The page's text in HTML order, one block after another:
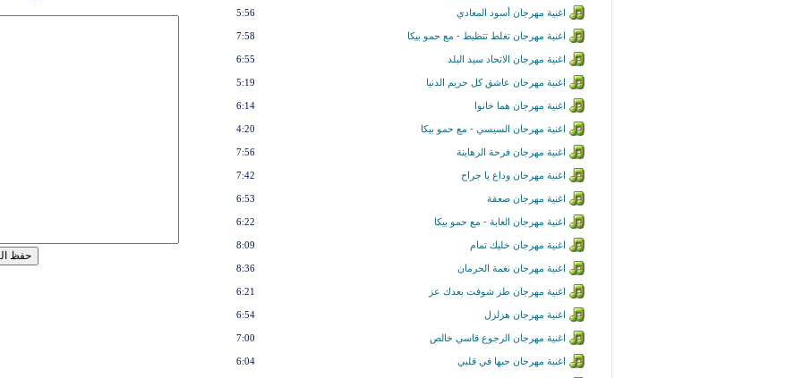
اغنية مهرجان أسود المعادي 5:56
اغنية مهرجان تغلط تتظبط - مع حمو بيكا 7:58
اغنية مهرجان الاتحاد سيد البلد 6:55
اغنية مهرجان عاشق كل حريم الدنيا 5:19
اغنية مهرجان هما خانوا 6:14
اغنية مهرجان السيسي - مع حمو بيكا 4:20
اغنية مهرجان فرحة الرهاينة 7:56
اغنية مهرجان وداع يا جراح 7:42
اغنية مهرجان صعقة 6:53
اغنية مهرجان الغابة - مع حمو بيكا 6:22
اغنية مهرجان خليك تمام 8:09
اغنية مهرجان نغمة الحرمان 8:36
اغنية مهرجان طز شوفت بعدك عز 6:21
اغنية مهرجان هزلزل 6:54
اغنية مهرجان الرجوع قاسي خالص 7:00
اغنية مهرجان حبها في قلبي 6:04